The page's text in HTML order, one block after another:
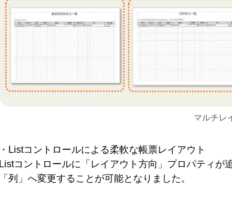
マルチレ
・Listコントロールによる柔軟な帳票レイアウト
Listコントロールに「レイアウト方向」プロパティ
「列」へ変更することが可能となりました。